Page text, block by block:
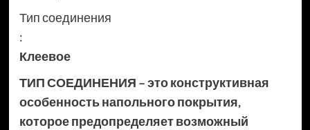
Тип соединения
:
Клеевое
ТИП СОЕДИНЕНИЯ – это конструктивная
особенность напольного покрытия,
которое предопределяет возможный